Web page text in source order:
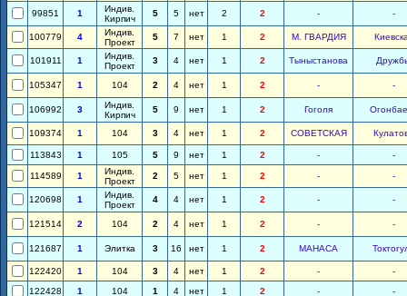
99851 1
Индив.
Кирпич
5 5 нет 2 2 - -
100779 4
Индив.
Проект
5 7 нет 1 2 М. ГВАРДИЯ
101911 1
Индив.
Проект
3 4 нет 1 2 Тыныстанова
105347 1 104 2 4 нет 1 2 - -
106992 3
Индив.
Кирпич
5 9 нет 1 2 Гоголя
109374 1 104 3 4 нет 1 2 СОВЕТСКАЯ
113843 1 105 5 9 нет 1 2 - -
114589 1
Индив.
Проект
2 5 нет 1 2 - -
120698 1
Индив.
Проект
4 4 нет 1 2 - -
121514 2 104 2 4 нет 1 2 - -
121687 1 Элитка 3 16 нет 1 2 МАНАСА
122420 1 104 3 4 нет 1 2 -
-
122428
1 104 1 4 нет 1 2 - -